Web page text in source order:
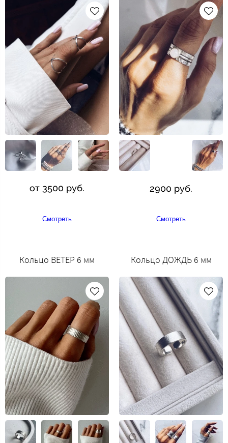
от 3500 руб.
Смотреть
2900 руб.
Смотреть
Кольцо ВЕТЕР 6 мм Кольцо ДОЖДЬ 6 мм